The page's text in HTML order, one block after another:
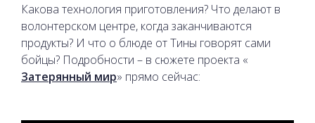
Какова технология приготовления? Что делают в
волонтерском центре, когда заканчиваются
продукты? И что о блюде от Тины говорят сами
бойцы? Подробности – в сюжете проекта «
Затерянный мир» прямо сейчас: